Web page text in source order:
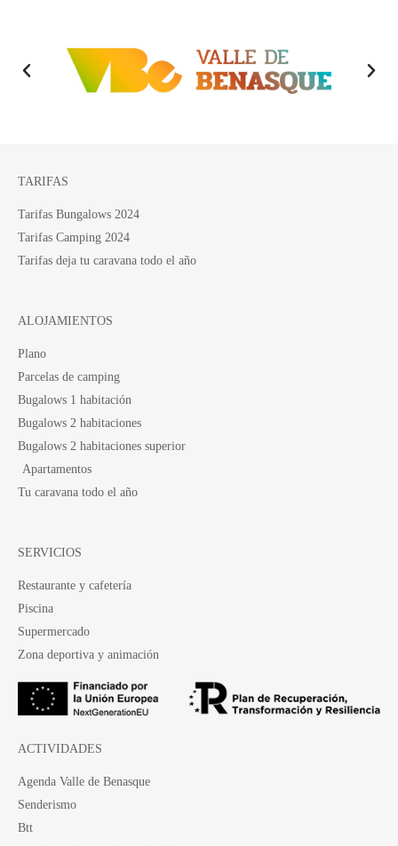
TARIFAS
Tarifas Bungalows 2024
Tarifas Camping 2024
Tarifas deja tu caravana todo el año
ALOJAMIENTOS
Plano
Parcelas de camping
Bugalows 1 habitación
Bugalows 2 habitaciones
Bugalows 2 habitaciones superior
Apartamentos
Tu caravana todo el año
SERVICIOS
Restaurante y cafetería
Piscina
Supermercado
Zona deportiva y animación
ACTIVIDADES
Agenda Valle de Benasque
Senderismo
Btt